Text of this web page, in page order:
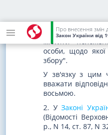
Закон України від
"Постанова суду
містити
особи, щодо якої
збору".
У зв'язку з цим
вважати
восьмою.
2. УЗаконі
(Відомості
р., N 14, ст. 87, N